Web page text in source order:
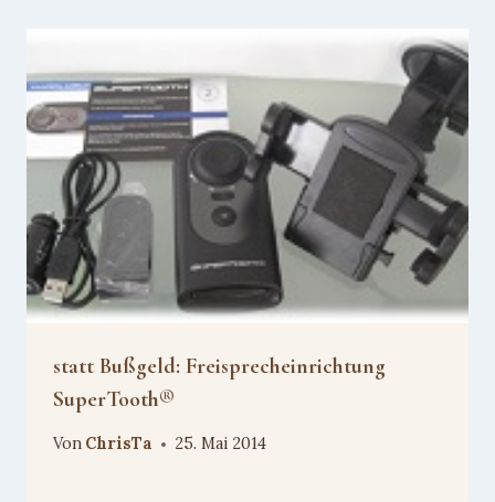
statt Bußgeld: Freisprecheinrichtung
SuperTooth®
Von ChrisTa 25. Mai 2014